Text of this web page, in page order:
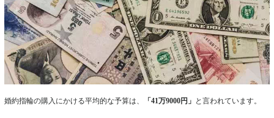
婚約指輪の購入にかける平均的な予算は、 「41万9000円」 と言われています。